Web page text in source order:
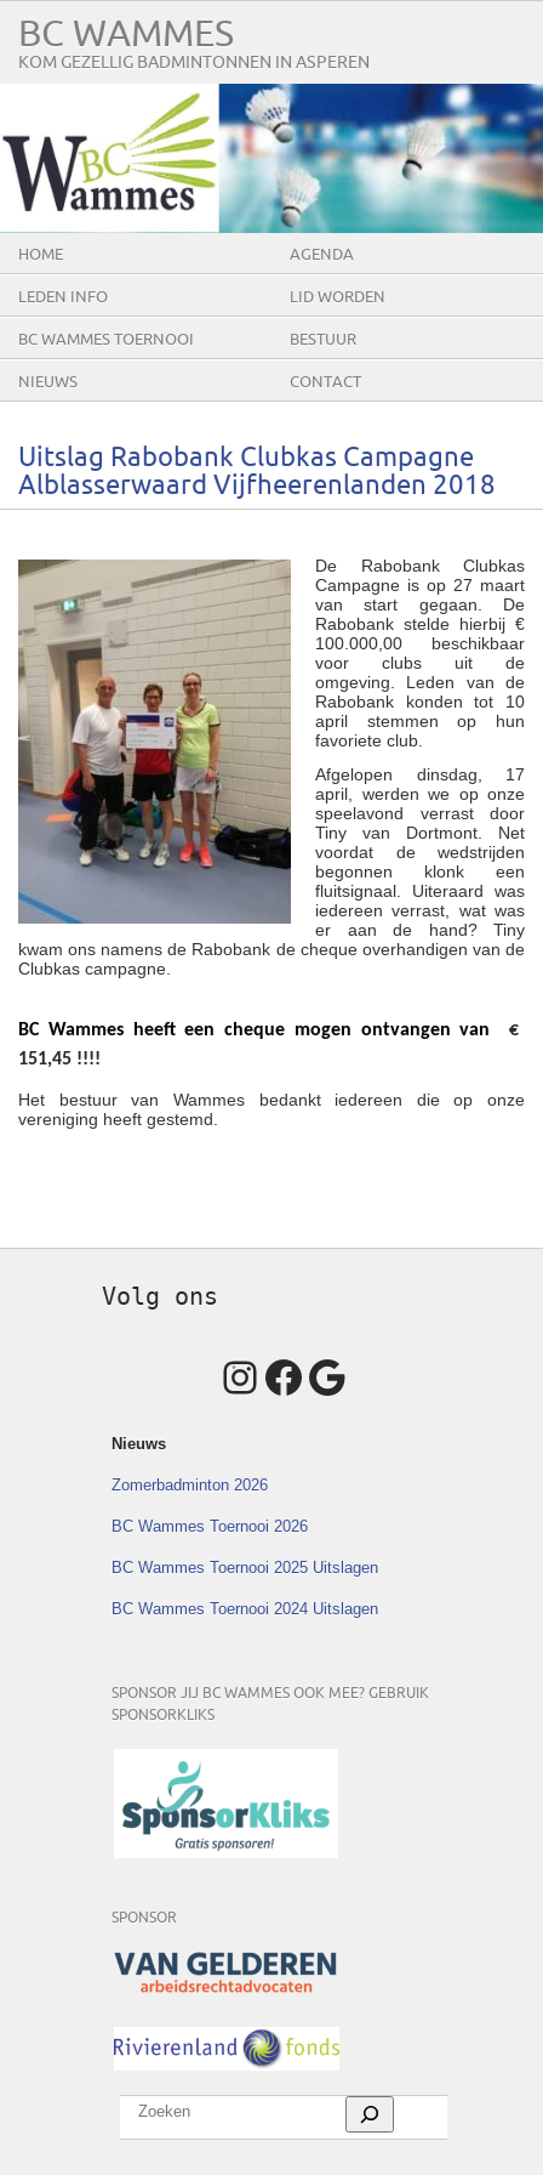
BC WAMMES
KOM GEZELLIG BADMINTONNEN IN ASPEREN
HOME AGENDA
LEDEN INFO LID WORDEN
BC WAMMES TOERNOOI BESTUUR
NIEUWS CONTACT
Uitslag Rabobank Clubkas Campagne
Alblasserwaard Vijfheerenlanden 2018
De Rabobank Clubkas
Campagne is op 27 maart
van start gegaan. De
Rabobank stelde hierbij €
100.000,00 beschikbaar
voor clubs uit de
omgeving. Leden van de
Rabobank konden tot 10
april stemmen op hun
favoriete club.
Afgelopen dinsdag, 17
april, werden we op onze
speelavond verrast door
Tiny van Dortmont. Net
voordat de wedstrijden
begonnen klonk een
fluitsignaal. Uiteraard was
iedereen verrast, wat was
er aan de hand? Tiny
kwam ons namens de Rabobank de cheque overhandigen van de
Clubkas campagne.
BC Wammes heeft een cheque mogen ontvangen van €
151,45 !!!!
Het bestuur van Wammes bedankt iedereen die op onze
vereniging heeft gestemd.
Volg ons
Instagram
Facebook
Google
Nieuws
Zomerbadminton 2026
BC Wammes Toernooi 2026
BC Wammes Toernooi 2025 Uitslagen
BC Wammes Toernooi 2024 Uitslagen
SPONSOR JIJ BC WAMMES OOK MEE? GEBRUIK
SPONSORKLIKS
SPONSOR
Zoeken